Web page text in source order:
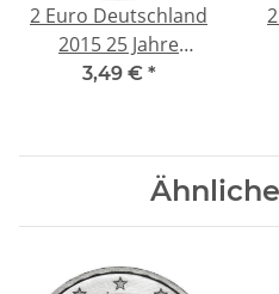
2 Euro Deutschland
2015 25 Jahre
Deutsche Einheit Mz.
3,49 € *